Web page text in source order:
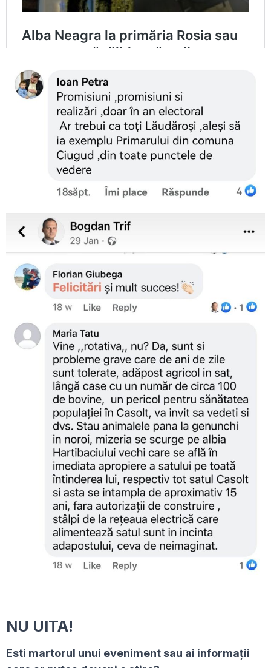
NU UITA!
Esti martorul unui eveniment sau ai informaţii